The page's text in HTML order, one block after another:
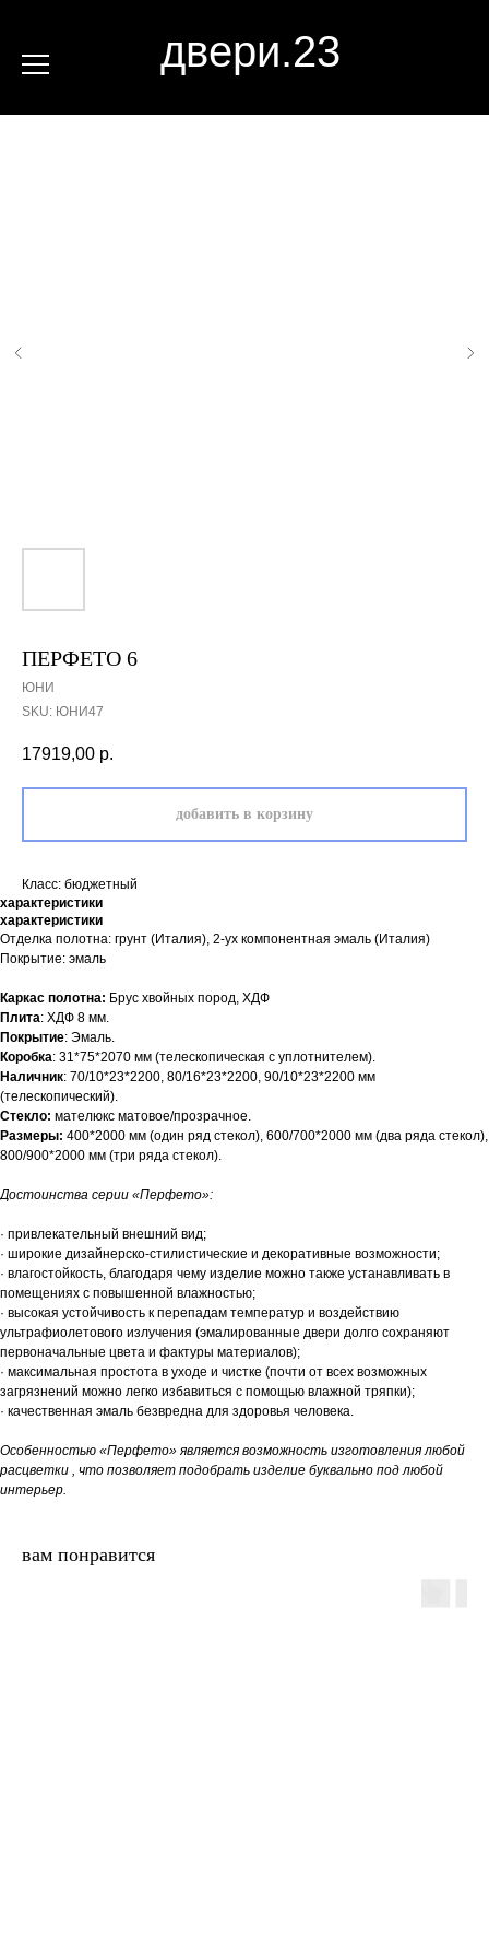
двери.23
ПЕРФЕТО 6
ЮНИ
SKU: ЮНИ47
17919,00 р.
добавить в корзину
Класс: бюджетный
характеристики
характеристики
Отделка полотна: грунт (Италия), 2-ух компонентная эмаль (Италия)
Покрытие: эмаль
Каркас полотна: Брус хвойных пород, ХДФ
Плита: ХДФ 8 мм.
Покрытие: Эмаль.
Коробка: 31*75*2070 мм (телескопическая с уплотнителем).
Наличник: 70/10*23*2200, 80/16*23*2200, 90/10*23*2200 мм
(телескопический).
Стекло: мателюкс матовое/прозрачное.
Размеры: 400*2000 мм (один ряд стекол), 600/700*2000 мм (два ряда стекол),
800/900*2000 мм (три ряда стекол).
Достоинства серии «Перфето»:
· привлекательный внешний вид;
· широкие дизайнерско-стилистические и декоративные возможности;
· влагостойкость, благодаря чему изделие можно также устанавливать в
помещениях с повышенной влажностью;
· высокая устойчивость к перепадам температур и воздействию
ультрафиолетового излучения (эмалированные двери долго сохраняют
первоначальные цвета и фактуры материалов);
· максимальная простота в уходе и чистке (почти от всех возможных
загрязнений можно легко избавиться с помощью влажной тряпки);
· качественная эмаль безвредна для здоровья человека.
Особенностью «Перфето» является возможность изготовления любой
расцветки , что позволяет подобрать изделие буквально под любой
интерьер.
вам понравится